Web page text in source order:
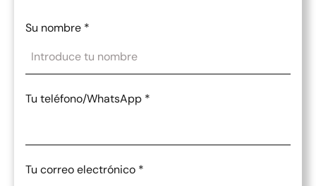
Su nombre *
Tu teléfono/WhatsApp *
Tu correo electrónico *